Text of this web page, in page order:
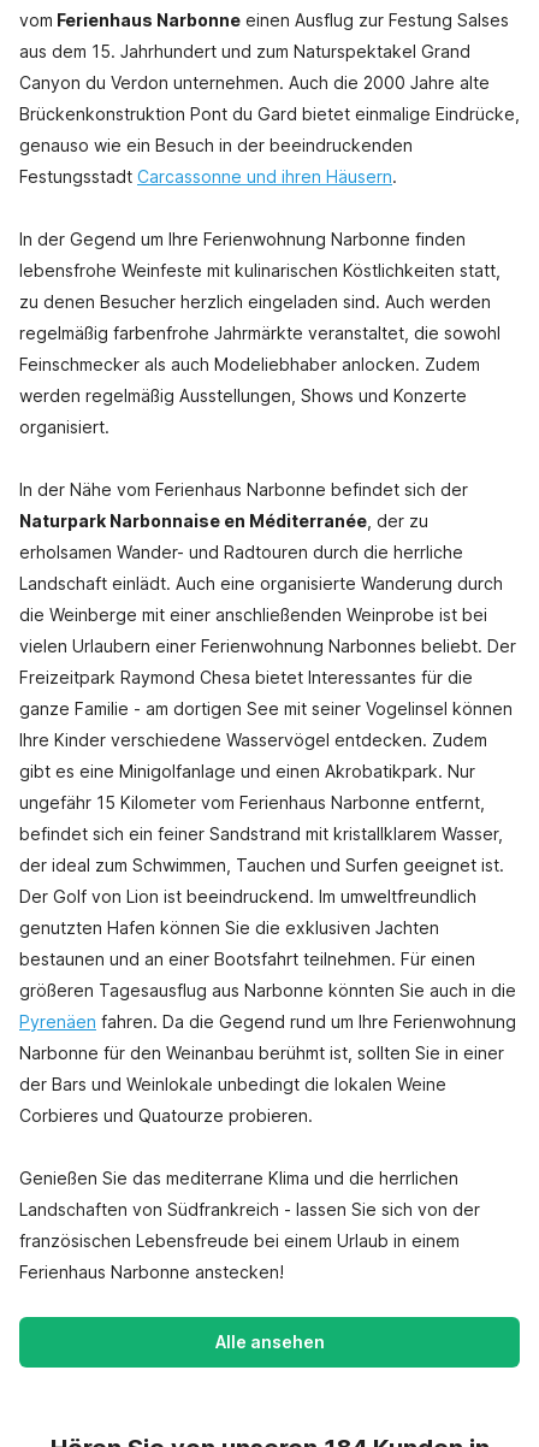
vom Ferienhaus Narbonne einen Ausflug zur Festung Salses
aus dem 15. Jahrhundert und zum Naturspektakel Grand
Canyon du Verdon unternehmen. Auch die 2000 Jahre alte
Brückenkonstruktion Pont du Gard bietet einmalige Eindrücke,
genauso wie ein Besuch in der beeindruckenden
Festungsstadt Carcassonne und ihren Häusern.
In der Gegend um Ihre Ferienwohnung Narbonne finden
lebensfrohe Weinfeste mit kulinarischen Köstlichkeiten statt,
zu denen Besucher herzlich eingeladen sind. Auch werden
regelmäßig farbenfrohe Jahrmärkte veranstaltet, die sowohl
Feinschmecker als auch Modeliebhaber anlocken. Zudem
werden regelmäßig Ausstellungen, Shows und Konzerte
organisiert.
In der Nähe vom Ferienhaus Narbonne befindet sich der
Naturpark Narbonnaise en Méditerranée , der zu
erholsamen Wander- und Radtouren durch die herrliche
Landschaft einlädt. Auch eine organisierte Wanderung durch
die Weinberge mit einer anschließenden Weinprobe ist bei
vielen Urlaubern einer Ferienwohnung Narbonnes beliebt. Der
Freizeitpark Raymond Chesa bietet Interessantes für die
ganze Familie - am dortigen See mit seiner Vogelinsel können
Ihre Kinder verschiedene Wasservögel entdecken. Zudem
gibt es eine Minigolfanlage und einen Akrobatikpark. Nur
ungefähr 15 Kilometer vom Ferienhaus Narbonne entfernt,
befindet sich ein feiner Sandstrand mit kristallklarem Wasser,
der ideal zum Schwimmen, Tauchen und Surfen geeignet ist.
Der Golf von Lion ist beeindruckend. Im umweltfreundlich
genutzten Hafen können Sie die exklusiven Jachten
bestaunen und an einer Bootsfahrt teilnehmen. Für einen
größeren Tagesausflug aus Narbonne könnten Sie auch in die
Pyrenäen fahren. Da die Gegend rund um Ihre Ferienwohnung
Narbonne für den Weinanbau berühmt ist, sollten Sie in einer
der Bars und Weinlokale unbedingt die lokalen Weine
Corbieres und Quatourze probieren.
Genießen Sie das mediterrane Klima und die herrlichen
Landschaften von Südfrankreich - lassen Sie sich von der
französischen Lebensfreude bei einem Urlaub in einem
Ferienhaus Narbonne anstecken!
Alle ansehen